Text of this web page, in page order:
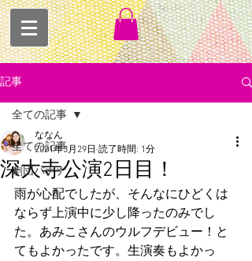
記事
全ての記事
劇団バナナ
全ての記事
深大寺公演2日目！
ななん
2021年3月29日 読了時間: 1分
雨が心配でしたが、そんなにひどくは
ならず上演中に少し降ったのみでし
た。あみこさんのウルフデビュー！と
てもよかったです。生演奏もよかっ